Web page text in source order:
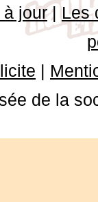
jour|Les
|
de la